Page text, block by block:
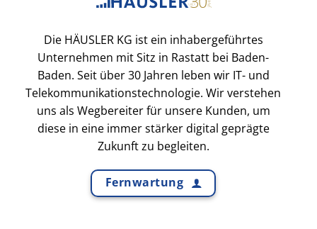
Die HÄUSLER KG ist ein inhabergeführtes
Unternehmen mit Sitz in Rastatt bei Baden-
Baden. Seit über 30 Jahren leben wir IT- und
Telekommunikationstechnologie. Wir verstehen
uns als Wegbereiter für unsere Kunden, um
diese in eine immer stärker digital geprägte
Zukunft zu begleiten.
Fernwartung